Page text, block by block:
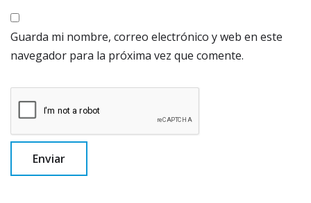
Guarda mi nombre, correo electrónico y web en este
navegador para la próxima vez que comente.